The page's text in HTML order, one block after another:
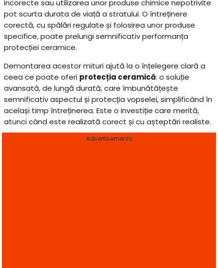
incorecte sau utilizarea unor produse chimice nepotrivite
pot scurta durata de viață a stratului. O întreținere
corectă, cu spălări regulate și folosirea unor produse
specifice, poate prelungi semnificativ performanța
protecției ceramice.
Demontarea acestor mituri ajută la o înțelegere clară a
ceea ce poate oferi protecția ceramică: o soluție
avansată, de lungă durată, care îmbunătățește
semnificativ aspectul și protecția vopselei, simplificând în
același timp întreținerea. Este o investiție care merită,
atunci când este realizată corect și cu așteptări realiste.
Advertisements